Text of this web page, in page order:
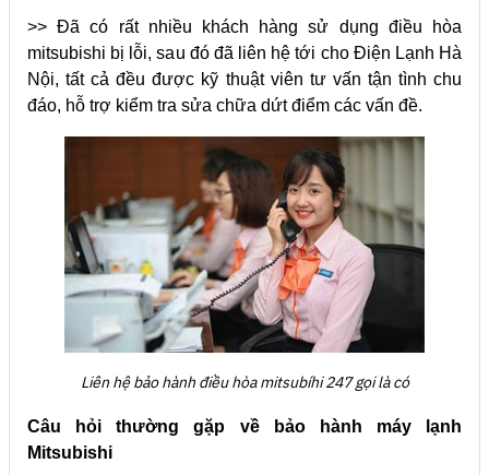
>> Đã có rất nhiều khách hàng sử dụng điều hòa
mitsubishi bị lỗi, sau đó đã liên hệ tới cho Điện Lạnh Hà
Nội, tất cả đều được kỹ thuật viên tư vấn tận tình chu
đáo, hỗ trợ kiểm tra sửa chữa dứt điểm các vấn đề.
Liên hệ bảo hành điều hòa mitsubíhi 247gọi là có
Câu hỏi thường gặp về bảo hành máy lạnh
Mitsubishi